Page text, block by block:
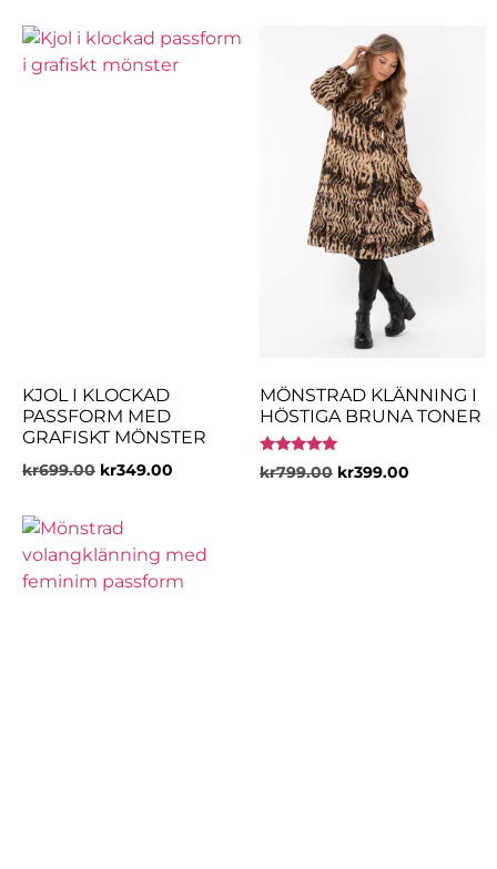
KJOL I KLOCKAD
PASSFORM MED
GRAFISKT MÖNSTER
kr699.00 kr349.00
MÖNSTRAD KLÄNNING I
HÖSTIGA BRUNA TONER
Betygsatt
5.00
kr799.00 kr399.00